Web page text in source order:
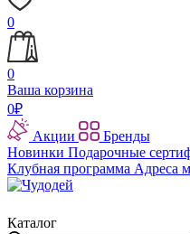
0
0
Ваша корзина
0₽
Акции
Бренды
Новинки Подарочные
Клубная программа Адреса
Каталог